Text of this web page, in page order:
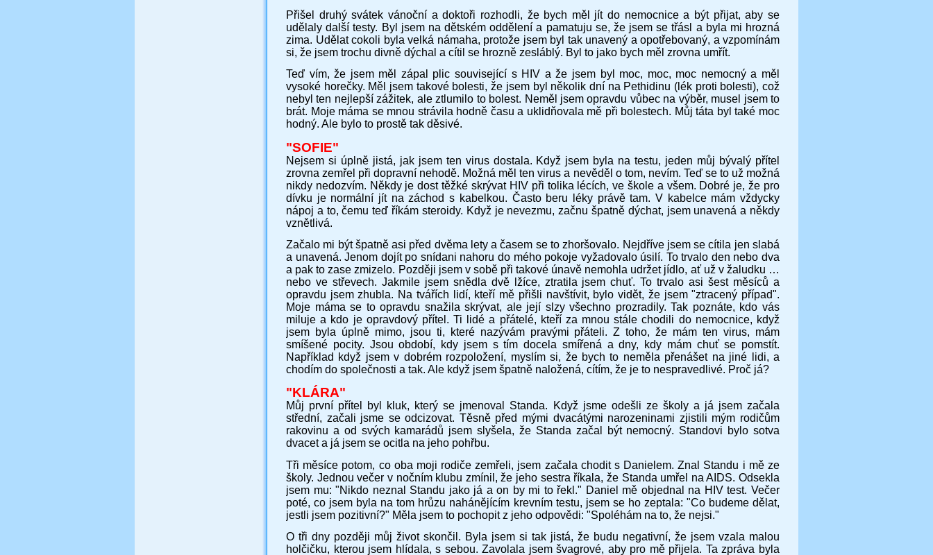
Přišel druhý svátek vánoční a doktoři rozhodli, že bych měl jít do nemocnice a být přijat, aby se
udělaly další testy. Byl jsem na dětském oddělení a pamatuju se, že jsem se třásl a byla mi hrozná
zima. Udělat cokoli byla velká námaha, protože jsem byl tak unavený a opotřebovaný, a vzpomínám
si, že jsem trochu divně dýchal a cítil se hrozně zesláblý. Byl to jako bych měl zrovna umřít.
Teď vím, že jsem měl zápal plic související s HIV a že jsem byl moc, moc, moc nemocný a měl
vysoké horečky. Měl jsem takové bolesti, že jsem byl několik dní na Pethidinu (lék proti bolesti), což
nebyl ten nejlepší zážitek, ale ztlumilo to bolest. Neměl jsem opravdu vůbec na výběr, musel jsem to
brát. Moje máma se mnou strávila hodně času a uklidňovala mě při bolestech. Můj táta byl také moc
hodný. Ale bylo to prostě tak děsivé.
"SOFIE"
Nejsem si úplně jistá, jak jsem ten virus dostala. Když jsem byla na testu, jeden můj bývalý přítel
zrovna zemřel při dopravní nehodě. Možná měl ten virus a nevěděl o tom, nevím. Teď se to už možná
nikdy nedozvím. Někdy je dost těžké skrývat HIV při tolika lécích, ve škole a všem. Dobré je, že pro
dívku je normální jít na záchod s kabelkou. Často beru léky právě tam. V kabelce mám vždycky
nápoj a to, čemu teď říkám steroidy. Když je nevezmu, začnu špatně dýchat, jsem unavená a někdy
vznětlivá.
Začalo mi být špatně asi před dvěma lety a časem se to zhoršovalo. Nejdříve jsem se cítila jen slabá
a unavená. Jenom dojít po snídani nahoru do mého pokoje vyžadovalo úsilí. To trvalo den nebo dva
a pak to zase zmizelo. Později jsem v sobě při takové únavě nemohla udržet jídlo, ať už v žaludku …
nebo ve střevech. Jakmile jsem snědla dvě lžíce, ztratila jsem chuť. To trvalo asi šest měsíců a
opravdu jsem zhubla. Na tvářích lidí, kteří mě přišli navštívit, bylo vidět, že jsem "ztracený případ".
Moje máma se to opravdu snažila skrývat, ale její slzy všechno prozradily. Tak poznáte, kdo vás
miluje a kdo je opravdový přítel. Ti lidé a přátelé, kteří za mnou stále chodili do nemocnice, když
jsem byla úplně mimo, jsou ti, které nazývám pravými přáteli. Z toho, že mám ten virus, mám
smíšené pocity. Jsou období, kdy jsem s tím docela smířená a dny, kdy mám chuť se pomstít.
Například když jsem v dobrém rozpoložení, myslím si, že bych to neměla přenášet na jiné lidi, a
chodím do společnosti a tak. Ale když jsem špatně naložená, cítím, že je to nespravedlivé. Proč já?
"KLÁRA"
Můj první přítel byl kluk, který se jmenoval Standa. Když jsme odešli ze školy a já jsem začala
střední, začali jsme se odcizovat. Těsně před mými dvacátými narozeninami zjistili mým rodičům
rakovinu a od svých kamarádů jsem slyšela, že Standa začal být nemocný. Standovi bylo sotva
dvacet a já jsem se ocitla na jeho pohřbu.
Tři měsíce potom, co oba moji rodiče zemřeli, jsem začala chodit s Danielem. Znal Standu i mě ze
školy. Jednou večer v nočním klubu zmínil, že jeho sestra říkala, že Standa umřel na AIDS. Odsekla
jsem mu: "Nikdo neznal Standu jako já a on by mi to řekl." Daniel mě objednal na HIV test. Večer
poté, co jsem byla na tom hrůzu nahánějícím krevním testu, jsem se ho zeptala: "Co budeme dělat,
jestli jsem pozitivní?" Měla jsem to pochopit z jeho odpovědi: "Spoléhám na to, že nejsi."
O tři dny později můj život skončil. Byla jsem si tak jistá, že budu negativní, že jsem vzala malou
holčičku, kterou jsem hlídala, s sebou. Zavolala jsem švagrové, aby pro mě přijela. Ta zpráva byla